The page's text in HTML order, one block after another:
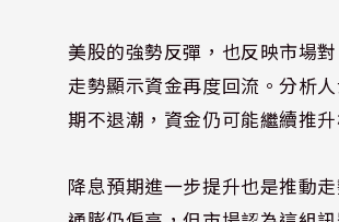
美股的強勢反彈，也反映市場
走勢顯示資金再度回流。分析
期不退潮，資金仍可能繼續推升
降息預期進一步提升也是推動